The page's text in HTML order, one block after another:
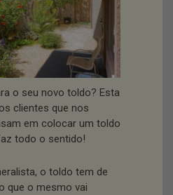
o seu novo toldo? Esta
clientes que nos
em colocar um toldo
todo o sentido!
o toldo tem de
que o mesmo vai